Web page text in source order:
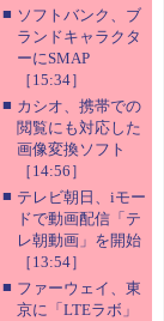
■ ソフトバンク、ブ
ランドキャラクタ
ーにSMAP
［15:34］
■ カシオ、携帯での
閲覧にも対応した
画像変換ソフト
［14:56］
■ テレビ朝日、iモー
ドで動画配信「テ
レ朝動画」を開始
［13:54］
■ ファーウェイ、東
京に「LTEラボ」